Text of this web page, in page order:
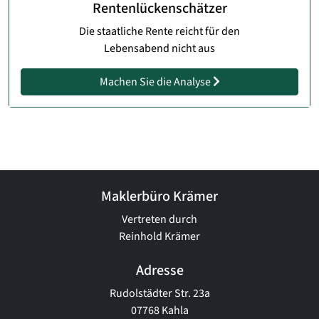
Rentenlückenschätzer
Die staatliche Rente reicht für den
Lebensabend nicht aus
Machen Sie die Analyse
Maklerbüro Krämer
Vertreten durch
Reinhold Krämer
Adresse
Rudolstädter Str. 23a
07768 Kahla